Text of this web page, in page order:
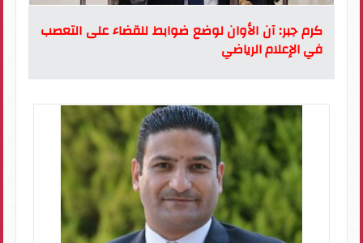
كرم جبر: آن الأوان لوضع ضوابط للقضاء على التعصب
في الإعلام الرياضي